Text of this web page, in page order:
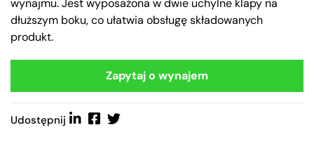
wynajmu. Jest wyposażona w dwie uchylne klapy na
dłuższym boku, co ułatwia obsługę składowanych
produkt.
Zapytaj o wynajem
Udostępnij